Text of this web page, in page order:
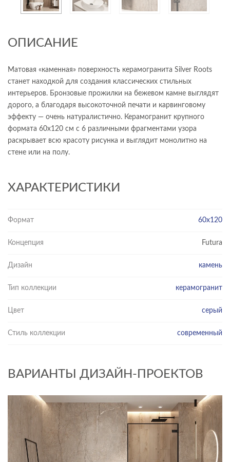
ОПИСАНИЕ
Матовая «каменная» поверхность керамогранита Silver Roots
станет находкой для создания классических стильных
интерьеров. Бронзовые прожилки на бежевом камне выглядят
дорого, а благодаря высокоточной печати и карвинговому
эффекту — очень натуралистично. Керамогранит крупного
формата 60х120 см с 6 различными фрагментами узора
раскрывает всю красоту рисунка и выглядит монолитно на
стене или на полу.
ХАРАКТЕРИСТИКИ
Формат 60x120
Концепция Futura
Дизайн камень
Тип коллекции керамогранит
Цвет серый
Стиль коллекции современный
ВАРИАНТЫ ДИЗАЙН-ПРОЕКТОВ